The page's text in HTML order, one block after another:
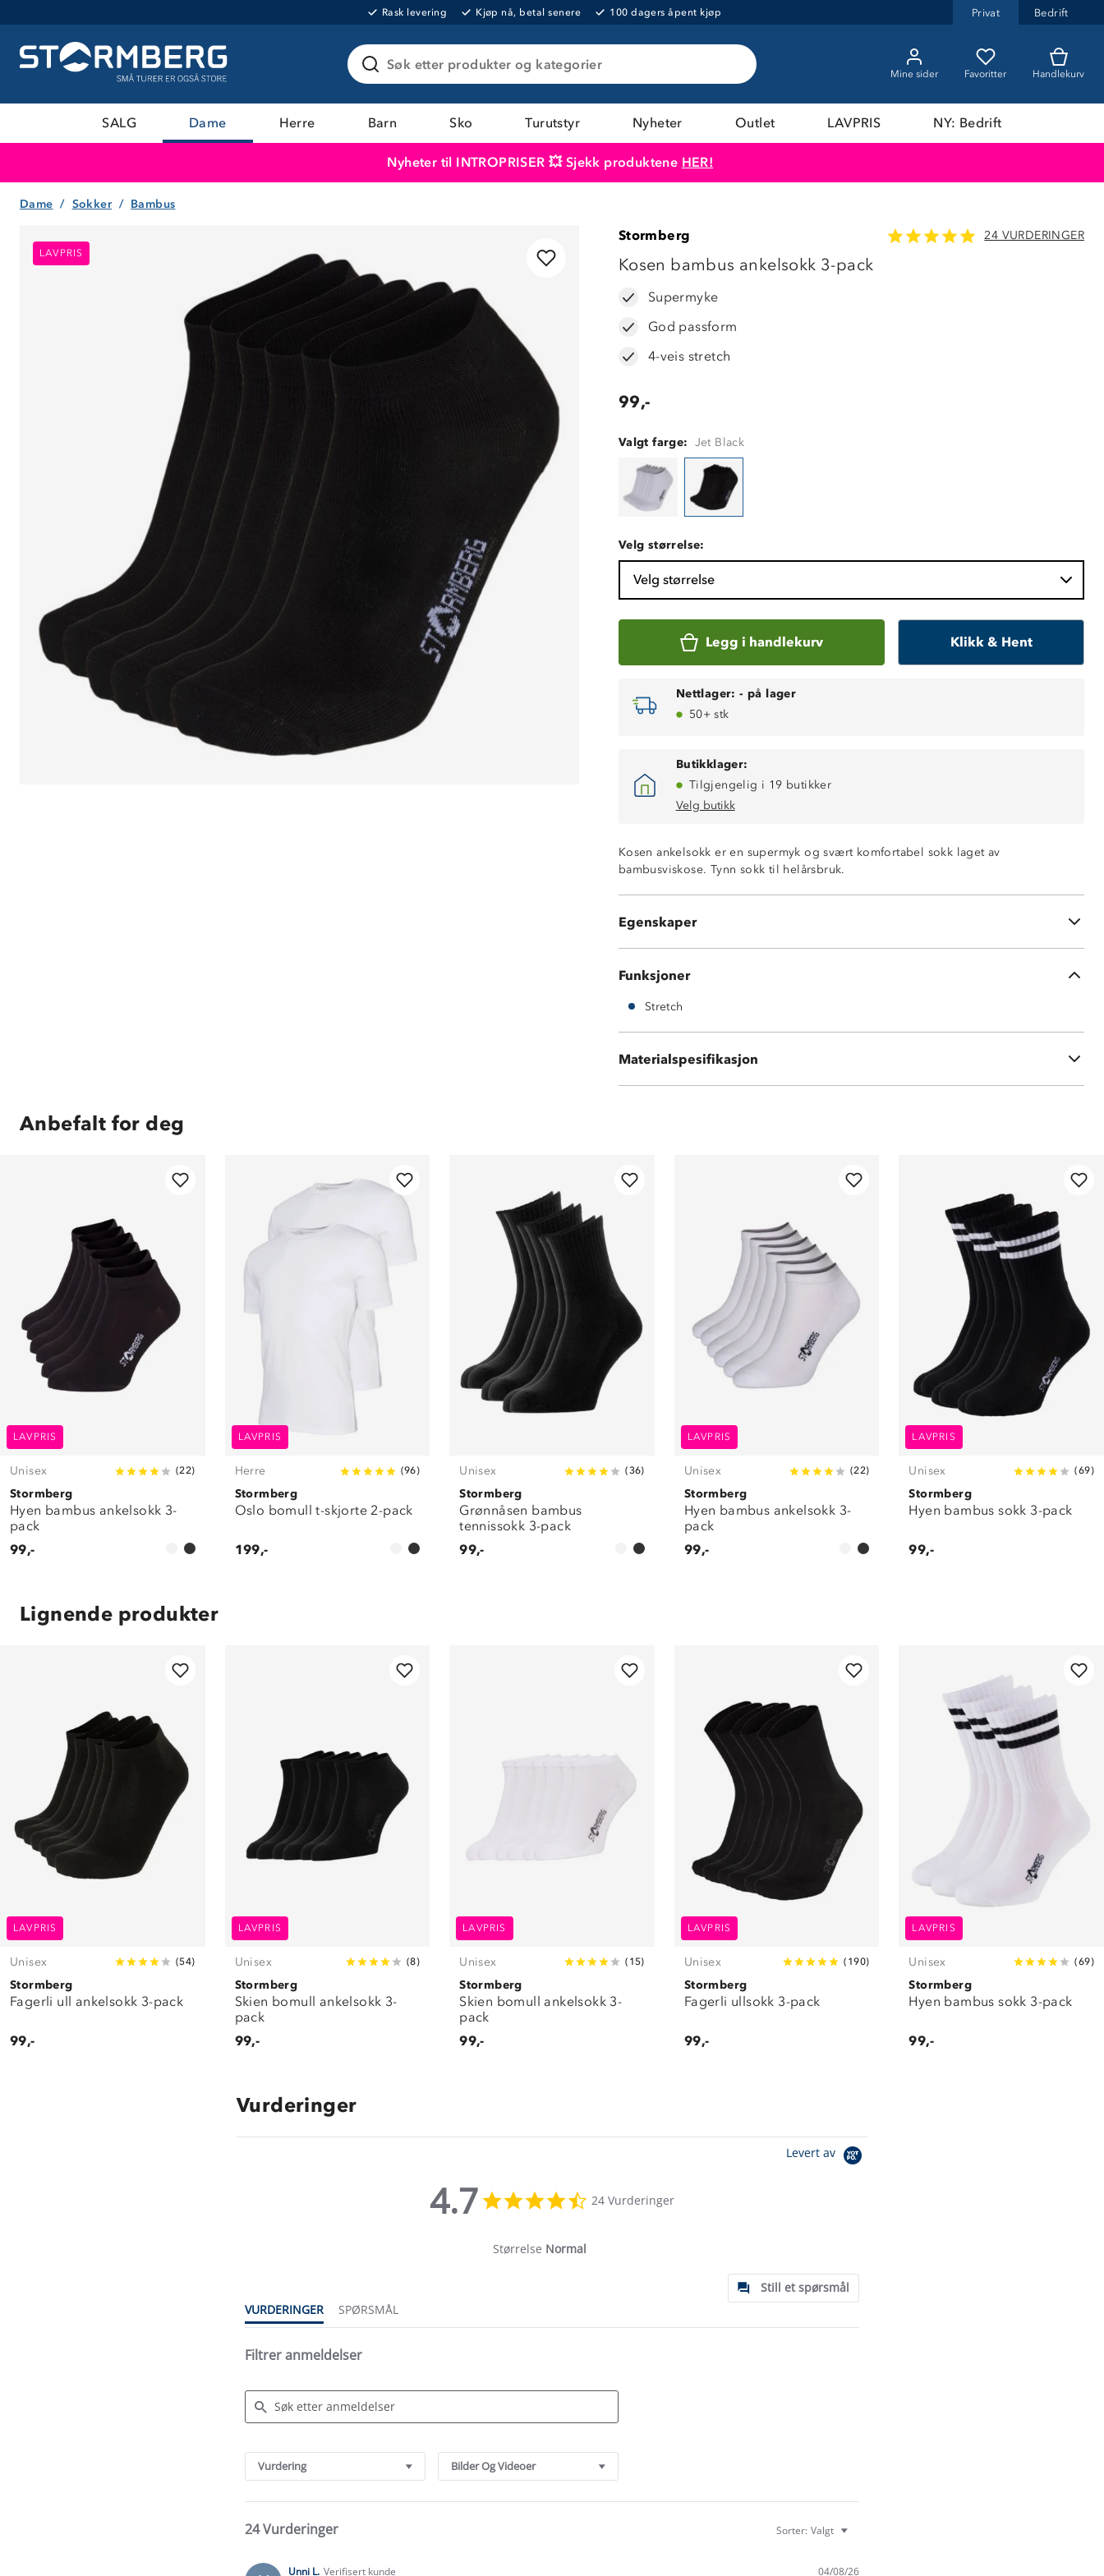
Rask levering Kjøp nå, betal senere 100 dagers åpent kjøp Privat Bedrift
Søk etter produkter og kategorier
Mine sider Favoritter Handlekurv
SALG Dame Herre Barn Sko Turutstyr Nyheter Outlet LAVPRIS NY: Bedrift
Nyheter til INTROPRISER 💥 Sjekk produktene HER!
Dame Sokker Bambus
LAVPRIS
Stormberg 24 VURDERINGER
Kosen bambus ankelsokk 3-pack
Supermyke
God passform
4-veis stretch
99,-
Valgt farge: Jet Black
Velg størrelse:
Velg størrelse
Legg i handlekurv Klikk & Hent
Nettlager: - på lager
50+ stk
Butikklager:
Tilgjengelig i 19 butikker
Velg butikk
Kosen ankelsokk er en supermyk og svært komfortabel sokk laget av
bambusviskose. Tynn sokk til helårsbruk.
Egenskaper
God passform
4-veis stretch
3 par sokker
Funksjoner
Stretch
Materialspesifikasjon
73 % bambusviskose, 25 % nylon, 2 % elastan
Anbefalt for deg
LAVPRIS
Unisex (22)
Stormberg
Hyen bambus ankelsokk 3-
pack
99,-
LAVPRIS
Herre (96)
Stormberg
Oslo bomull t-skjorte 2-pack
199,-
Unisex (36)
Stormberg
Grønnåsen bambus
tennissokk 3-pack
99,-
LAVPRIS
Unisex (22)
Stormberg
Hyen bambus ankelsokk 3-
pack
99,-
LAVPRIS
Unisex (69)
Stormberg
Hyen bambus sokk 3-pack
99,-
Lignende produkter
LAVPRIS
Unisex (54)
Stormberg
Fagerli ull ankelsokk 3-pack
99,-
LAVPRIS
Unisex (8)
Stormberg
Skien bomull ankelsokk 3-
pack
99,-
LAVPRIS
Unisex ( 15)
Stormberg
Skien bomull ankelsokk 3-
pack
99,-
LAVPRIS
Unisex ( 190)
Stormberg
Fagerli ullsokk 3-pack
99,-
LAVPRIS
Unisex (69)
Stormberg
Hyen bambus sokk 3-pack
99,-
Vurderinger
Levert av
4.7
star
24 Vurderinger
Størrelse Normal
Still et spørsmål
VURDERINGER
SPØRSMÅL
Filtrer anmeldelser
Reviews
Vurdering Bilder Og Videoer
24 Vurderinger Sorter: Valgt
Unni L. Verifisert kunde 04/08/26